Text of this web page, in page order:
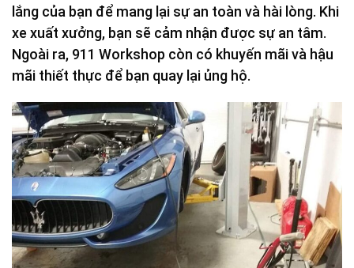
lắng của bạn để mang lại sự an toàn và hài lòng. Khi
xe xuất xưởng, bạn sẽ cảm nhận được sự an tâm.
Ngoài ra, 911 Workshop còn có khuyến mãi và hậu
mãi thiết thực để bạn quay lại ủng hộ.